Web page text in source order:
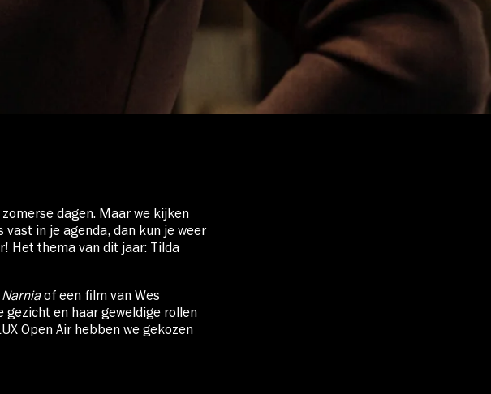
dagen. Maar we kijken
in je agenda, dan kun je weer
Het thema van dit jaar: Tilda
Narniaof een film van Wes
gezicht en haar geweldige rollen
Open Air hebben we gekozen